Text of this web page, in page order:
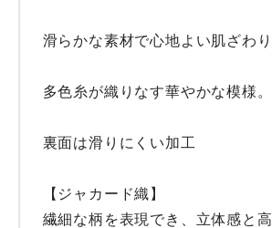
滑らかな素材で心地よい肌ざわり
多色糸が織りなす華やかな模様。
裏面は滑りにくい加工
【ジャカード織】
繊細な柄を表現でき、立体感と